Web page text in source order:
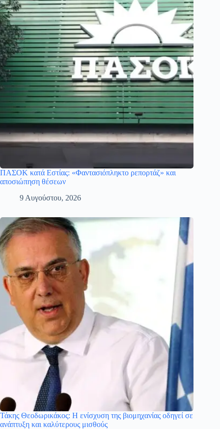
ΠΑΣΟΚ κατά Εστίας: «Φαντασιόπληκτο ρεπορτάζ» και
αποσιώπηση θέσεων
9 Αυγούστου, 2026
Τάκης Θεοδωρικάκος: Η ενίσχυση της βιομηχανίας οδηγεί σε
ανάπτυξη και καλύτερους μισθούς